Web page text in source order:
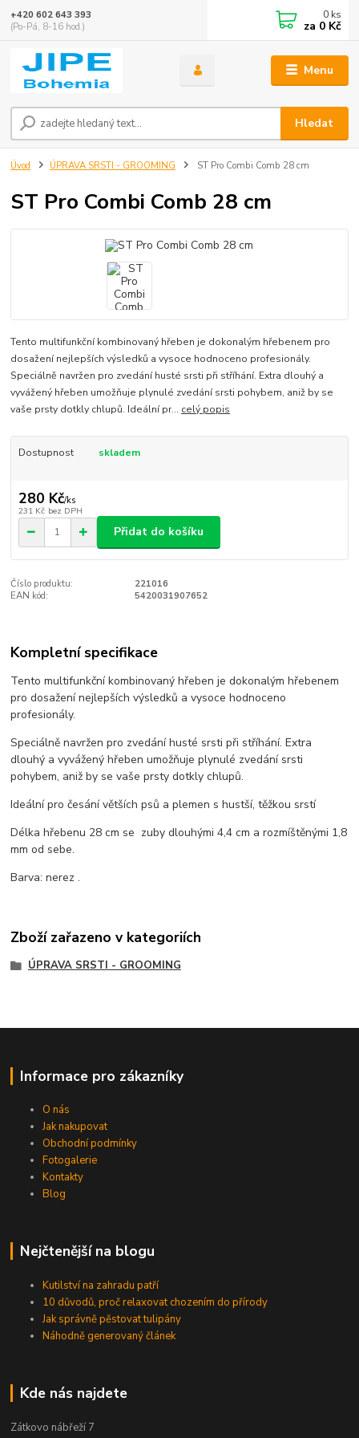
Menu
Hledat
+420 602 643 393
(Po-Pá, 8-16 hod.)
0 ks
za 0 Kč
Úvod ÚPRAVA SRSTI - GROOMING ST Pro Combi Comb 28 cm
ST Pro Combi Comb 28 cm
Tento multifunkční kombinovaný hřeben je dokonalým hřebenem pro
dosažení nejlepších výsledků a vysoce hodnoceno profesionály.
Speciálně navržen pro zvedání husté srsti při stříhání. Extra dlouhý a
vyvážený hřeben umožňuje plynulé zvedání srsti pohybem, aniž by se
vaše prsty dotkly chlupů. Ideální pr... celý popis
Dostupnost skladem
280 Kč/ks
231 Kč bez DPH
Přidat do košíku
Číslo produktu:
221016
EAN kód:
5420031907652
Kompletní specifikace
Tento multifunkční kombinovaný hřeben je dokonalým hřebenem
pro dosažení nejlepších výsledků a vysoce hodnoceno
profesionály.
Speciálně navržen pro zvedání husté srsti při stříhání. Extra
dlouhý a vyvážený hřeben umožňuje plynulé zvedání srsti
pohybem, aniž by se vaše prsty dotkly chlupů.
Ideální pro česání větších psů a plemen s hustší, těžkou srstí
Délka hřebenu 28 cm se zuby dlouhými 4,4 cm a rozmíštěnými 1,8
mm od sebe.
Barva: nerez .
Zboží zařazeno v kategoriích
ÚPRAVA SRSTI - GROOMING
Informace pro zákazníky
O nás
Jak nakupovat
Obchodní podmínky
Fotogalerie
Kontakty
Blog
Nejčtenější na blogu
Kutilství na zahradu patří
10 důvodů, proč relaxovat chozením do přírody
Jak správně pěstovat tulipány
Náhodně generovaný článek
Kde nás najdete
Zátkovo nábřeží 7